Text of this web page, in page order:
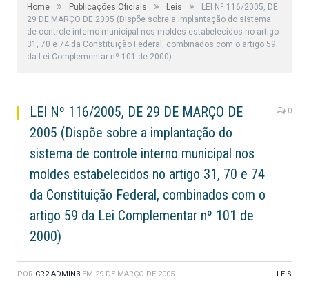
Home » Publicações Oficiais » Leis »
LEI Nº 116/2005, DE
29 DE MARÇO DE 2005 (Dispõe sobre a implantação do sistema
de controle interno municipal nos moldes estabelecidos no artigo
31, 70 e 74 da Constituição Federal, combinados com o artigo 59
da Lei Complementar nº 101 de 2000)
LEI Nº 116/2005, DE 29 DE MARÇO DE
2005 (Dispõe sobre a implantação do
sistema de controle interno municipal nos
moldes estabelecidos no artigo 31, 70 e 74
da Constituição Federal, combinados com o
artigo 59 da Lei Complementar nº 101 de
2000)
0
POR CR2-ADMIN3 EM 29 DE MARÇO DE 2005 LEIS